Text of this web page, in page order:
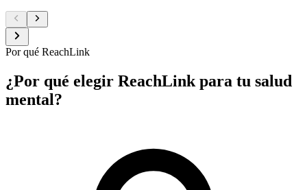
Por qué ReachLink
¿Por qué elegir ReachLink para tu salud
mental?